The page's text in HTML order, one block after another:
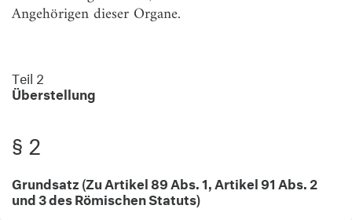
§ 4
Überstellungsersuchen und Auslieferungsersuchen
(Zu Artikel 90 des Römischen Statuts)
§ 6
Bewilligung der Überstellung
§ 8
§ 9
Fahndungsmaßnahmen (Zu Artikel 59 Abs. 1 des
Römischen Statuts)
Angehörigen dieser Organe.
Teil 2
Überstellung
§ 2
Grundsatz (Zu Artikel 89 Abs. 1, Artikel 91 Abs. 2
und 3 des Römischen Statuts)